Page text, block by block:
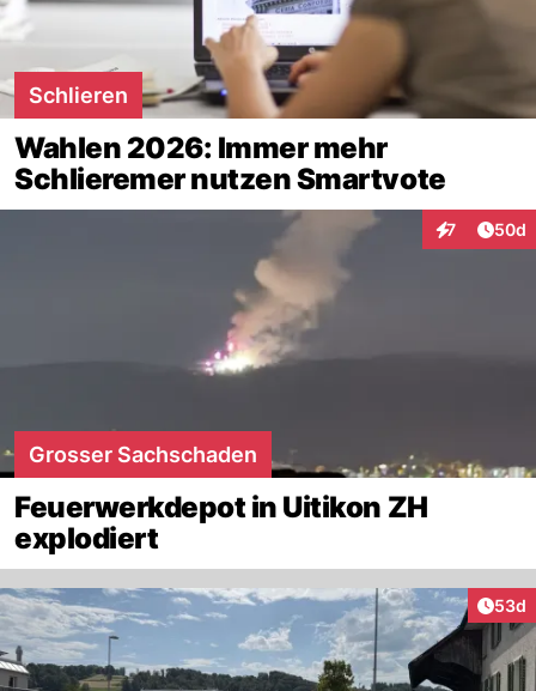
Schlieren
Wahlen 2026: Immer mehr
Schlieremer nutzen Smartvote
7
Interaktionen
50d
Grosser Sachschaden
Feuerwerkdepot in Uitikon ZH
explodiert
53d